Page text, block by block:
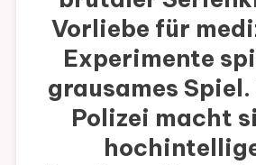
Vorliebe für
Experimente
grausames
Polizei macht